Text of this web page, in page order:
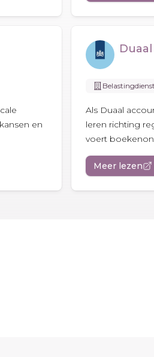
en
Belastingdienst
Als Duaal
leren richting
voert
Meer lezen